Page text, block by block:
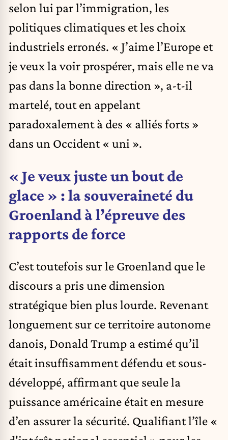
selon lui par l’immigration, les
politiques climatiques et les choix
industriels erronés. « J’aime l’Europe et
je veux la voir prospérer, mais elle ne va
pas dans la bonne direction », a-t-il
martelé, tout en appelant
paradoxalement à des « alliés forts »
dans un Occident « uni ».
« Je veux juste un bout de
glace » : la souveraineté du
Groenland à l’épreuve des
rapports de force
C’est toutefois sur le Groenland que le
discours a pris une dimension
stratégique bien plus lourde. Revenant
longuement sur ce territoire autonome
danois, Donald Trump a estimé qu’il
était insuffisamment défendu et sous-
développé, affirmant que seule la
puissance américaine était en mesure
d’en assurer la sécurité. Qualifiant l’île «